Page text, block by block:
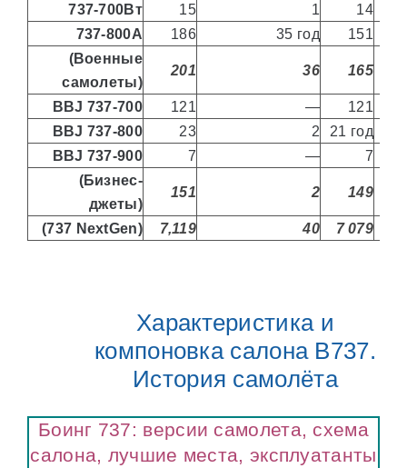
737-700Вт 15 1 14
737-800А
186 35 год 151
(Военные
самолеты)
201 36 165
BBJ 737-700 121 — 121
BBJ 737-800
23 2 21 год
BBJ 737-900
7 — 7
(Бизнес-
джеты)
151 2 149
(737 NextGen) 7,119 40 7 079
Характеристика и
компоновка салона В737.
История самолёта
Боинг 737: версии самолета, схема
салона, лучшие места, эксплуатанты